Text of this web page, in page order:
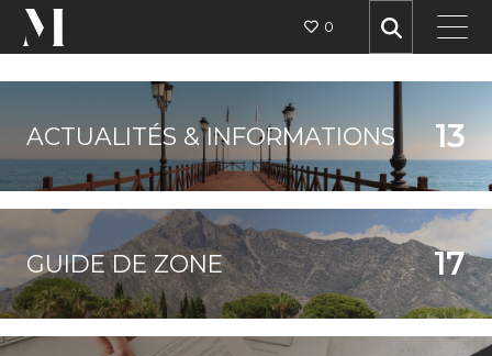
0
ACTUALITÉS & INFORMATIONS 13
GUIDE DE ZONE 17